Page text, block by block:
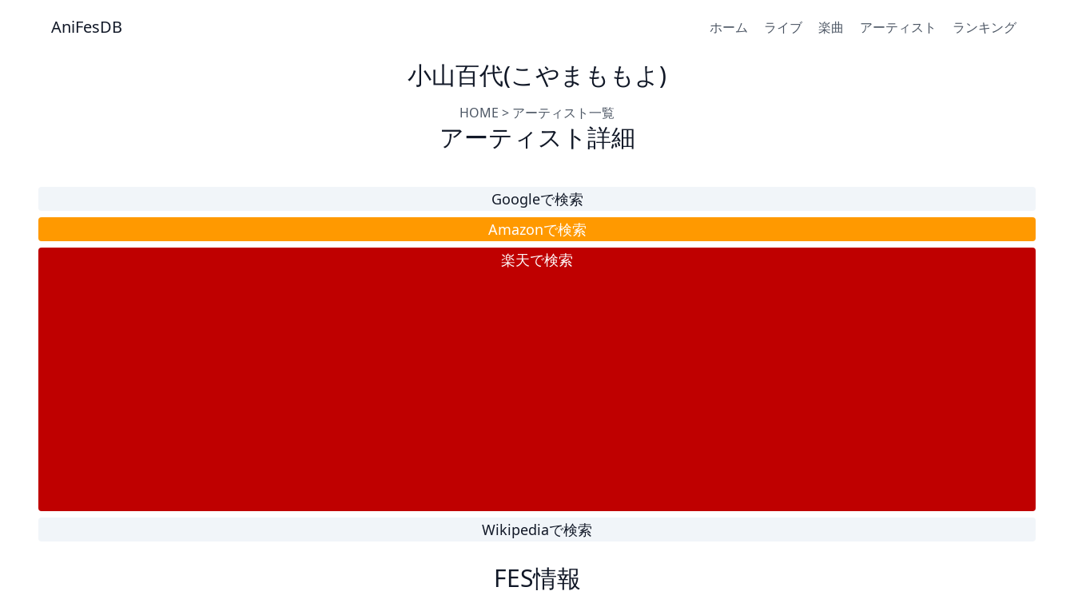
AniFesDB ホーム ライブ 楽曲 アーティスト ランキング
小山百代(こやまももよ)
HOME > アーティスト一覧
アーティスト詳細
Googleで検索
Amazonで検索
楽天で検索
Wikipediaで検索
FES情報